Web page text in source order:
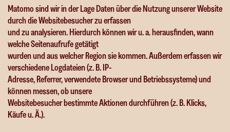
Matomo sind wir in der Lage Daten über die Nutzung unserer Website
durch die Websitebesucher zu erfassen
und zu analysieren. Hierdurch können wir u. a. herausfinden, wann
welche Seitenaufrufe getätigt
wurden und aus welcher Region sie kommen. Außerdem erfassen wir
verschiedene Logdateien (z. B. IP-
Adresse, Referrer, verwendete Browser und Betriebssysteme) und
können messen, ob unsere
Websitebesucher bestimmte Aktionen durchführen (z. B. Klicks,
Käufe u. Ä.).